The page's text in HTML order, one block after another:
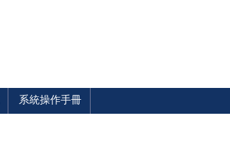
系統操作手冊